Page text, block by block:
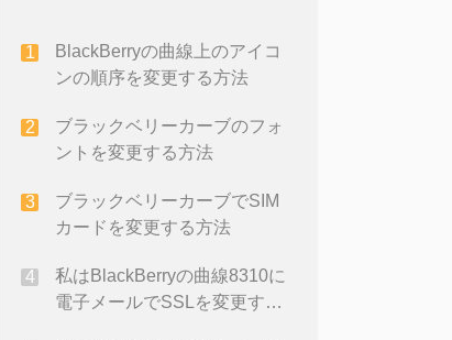
BlackBerryの曲線上のアイコ
ンの順序を変更する方法
ブラックベリーカーブのフォ
ントを変更する方法
ブラックベリーカーブでSIM
カードを変更する方法
私はBlackBerryの曲線8310に
電子メールでSSLを変更する